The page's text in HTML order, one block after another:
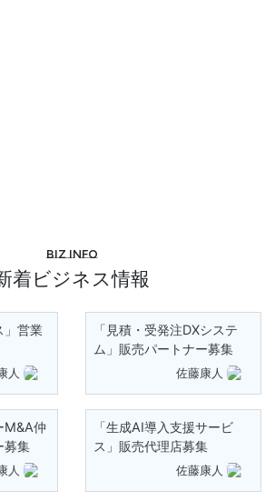
Biz info
着ビジネス情報
」営業
人
「見積・受発注DXシステ
ム」販売パートナー募集
佐藤康人
M&A仲
募集
人
「生成AI導入支援サービ
ス」販売代理店募集
佐藤康人